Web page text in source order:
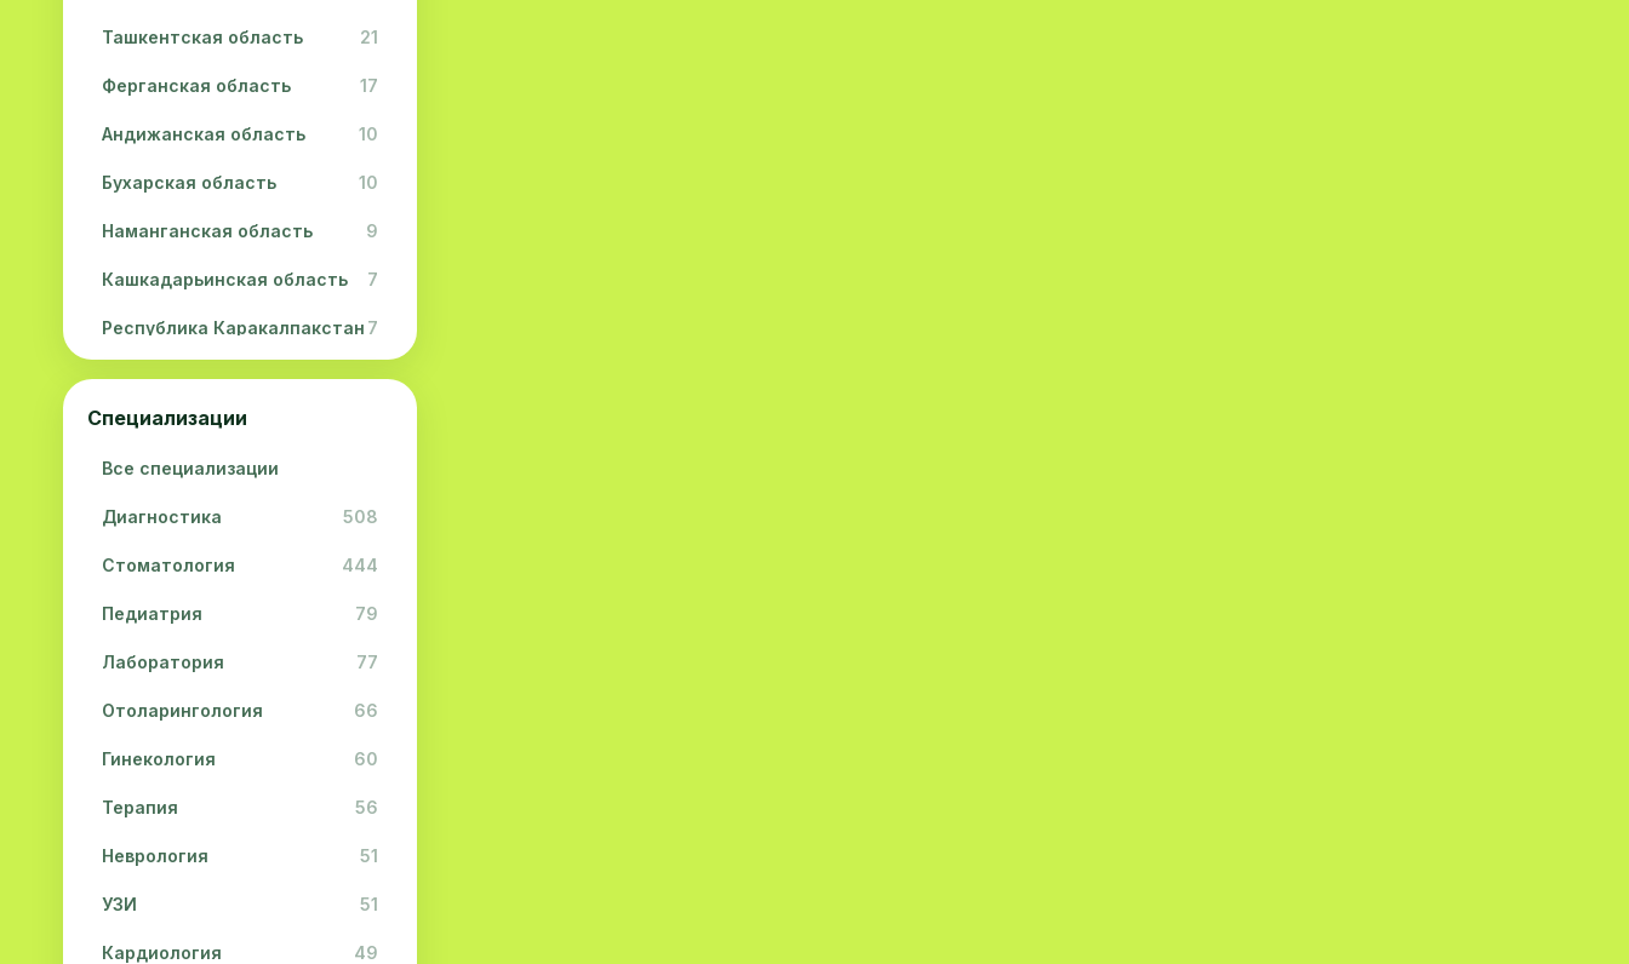
Ташкентская область 21
Ферганская область 17
Андижанская область 10
Бухарская область 10
Наманганская область 9
Кашкадарьинская область 7
Республика Каракалпакстан 7
Навоийская область 5
Джизакская область
Сурхандарьинская область
Сырдарьинская область 2
Хорезмская область 2
Специализации
Все специализации
Диагностика 508
Стоматология 444
Педиатрия 79
Лаборатория 77
Отоларингология 66
Гинекология 60
Терапия 56
Неврология 51
УЗИ 51
Кардиология 49